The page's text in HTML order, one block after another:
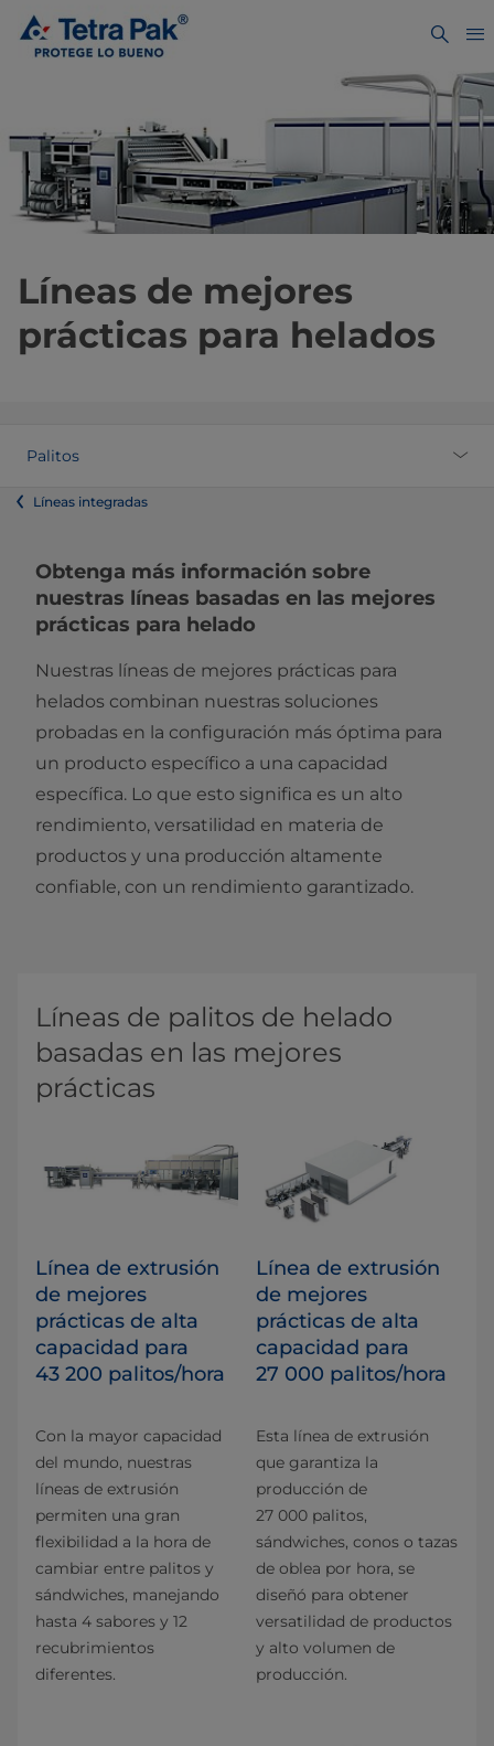
Líneas de mejores
prácticas para helados
Palitos
Líneas integradas
​​​​​​​​​​​​​​​​​​​​​​​​​​​​​​Obtenga más información sobre
nuestras líneas basadas en las mejores
prácticas para helado
Nuestras líneas de mejores prácticas para
helados combinan nuestras soluciones
probadas en la configuración más óptima para
un producto específico a una capacidad
específica. Lo que esto significa es un alto
rendimiento, versatilidad en materia de
productos y una producción altamente
confiable, con un rendimiento garantizado.
Líneas de palitos de helado
basadas en las mejores
prácticas
Línea de extrusión
de mejores
prácticas de alta
capacidad para
43 200 palitos/hora
Con la mayor capacidad
del mundo, nuestras
líneas de extrusión
permiten una gran
flexibilidad a la hora de
cambiar entre palitos y
sándwiches, manejando
hasta 4 sabores y 12
recubrimientos
diferentes.
Línea de extrusión
de mejores
prácticas de alta
capacidad para
27 000 palitos/hora
Esta línea de extrusión
que garantiza la
producción de
27 000 palitos,
sándwiches, conos o tazas
de oblea por hora, se
diseñó para obtener
versatilidad de productos
y alto volumen de
producción.